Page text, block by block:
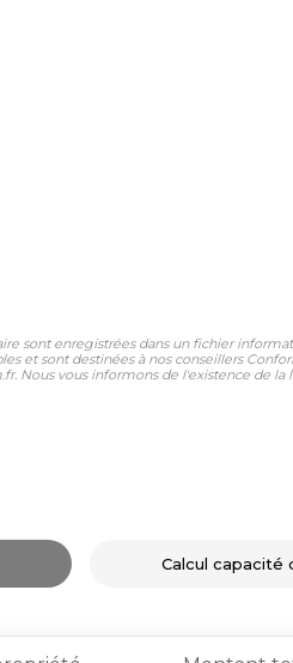
sont enregistrées dans un fichier
et sont destinées à nos conseillers
Nous vous informons de l'existence de
Calcul capacité